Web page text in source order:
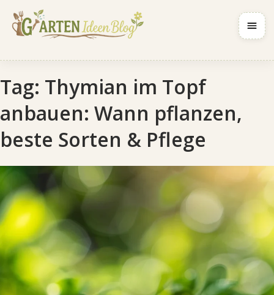
Tag: Thymian im Topf
anbauen: Wann pflanzen,
beste Sorten & Pflege